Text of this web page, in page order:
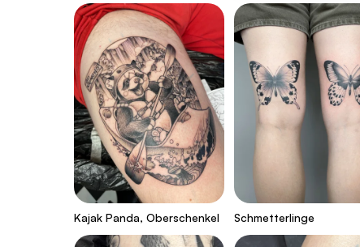
Kajak Panda, Oberschenkel Schmetterlinge